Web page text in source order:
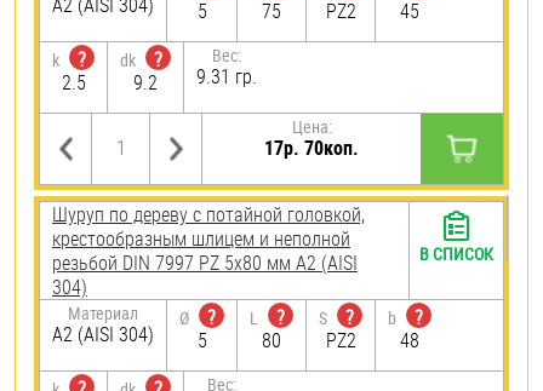
5
75
PZ2
45
k
?
2.5
dk
?
9.2
Вес:
9.31 гр.
Цена:
17р. 70коп.
Шуруп по дереву с потайной головкой,
крестообразным шлицем и неполной
резьбой DIN 7997 PZ 5х80 мм А2 (AISI
304)
Материал
А2 (AISI 304)
Ø
?
5
L
?
80
S
?
PZ2
b
?
48
Вес:
В СПИСОК